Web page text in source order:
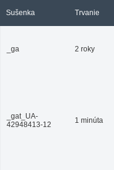
Sušenka Trvanie
_ga 2 roky
_gat_UA-
42948413-12
1 minúta